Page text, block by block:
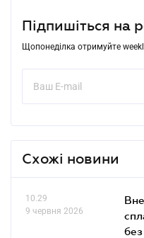
Підпишіться на
Щопонеділка отримуйте
Схожі новини
10.29
9 червня 2026